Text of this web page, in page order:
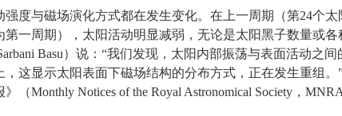
度与磁场演化方式都在发生变化。在上一周期（第24个太
一周期），太阳活动明显减弱，无论是太阳黑子数量或各
Basu）说：“我们发现，太阳内部振荡与表面活动之
这显示太阳表面下磁场结构的分布方式，正在发生重组。
（Monthly Notices of the Royal Astronomical Society，